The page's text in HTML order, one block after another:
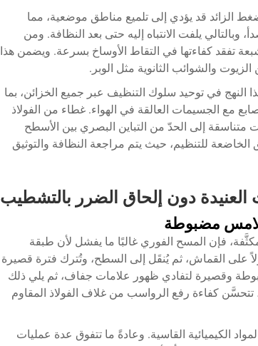
الزائد قد يؤدي إلى تلميع مناطق موضعية، مما
يلفت الانتباه إليه حتى بعد النظافة. ومن
تفقد كفاءتها في التقاط الأوساخ بسرعة. ويضمن هذا
والشوائب الثانوية مثل الوبر.
في توحيد سلوك التنظيف عبر جميع الخزائن، بما
مع الجسيمات العالقة في الهواء. غطاء من الفولاذ
متناسقة إلى الحدّ من التباين البصري بين الأسطح
الخاضعة للتنظيم، حيث يتم مراجعة النظافة والتوثيق
العنيدة دون إلحاق الضرر بالتشطيب
مضبوطة
فإن المسح الفوري غالبًا ما يفشل لأن طبقة
على القماش، ثم يُنقَل إلى السطح، وتُترك فترة قصيرة
وقصيرة لتفادي ظهور علامات جفاف، ثم يلي ذلك
كفاءة رفع الرواسب من غلاف الفولاذ المقاوم
الكيميائية القاسية. وعادةً ما تتفوق عدة عمليات